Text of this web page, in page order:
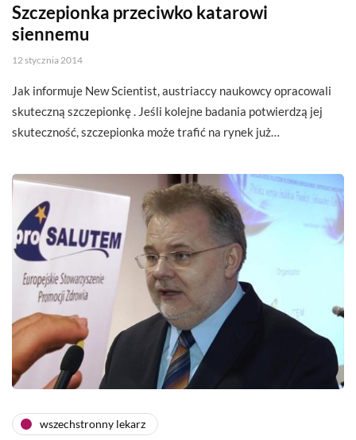
Szczepionka przeciwko katarowi
siennemu
12 stycznia 2014
Jak informuje New Scientist, austriaccy naukowcy opracowali
skuteczną szczepionkę . Jeśli kolejne badania potwierdzą jej
skuteczność, szczepionka może trafić na rynek już…
wszechstronny lekarz